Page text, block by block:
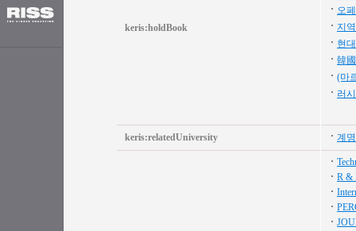
keris:holdBook
오
지
현
韓
(마
러
keris:relatedUniversity 계
R &